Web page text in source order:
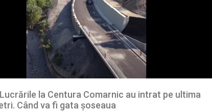
la Centura Comarnic au intrat pe ultima
Când va fi gata șoseaua